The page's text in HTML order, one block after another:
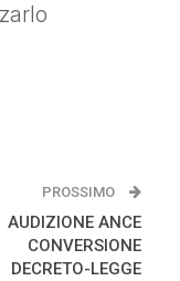
PROSSIMO
AUDIZIONE ANCE
CONVERSIONE
DECRETO-LEGGE